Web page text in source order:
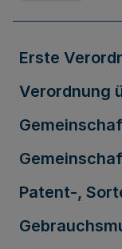
Erste
Verordnung
Patent-,